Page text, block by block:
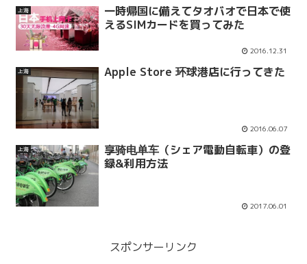
上海
一時帰国に備えてタオバオで日本で使
えるSIMカードを買ってみた
2016.12.31
上海 Apple Store 环球港店に行ってきた
2016.06.07
上海
享骑电单车（シェア電動自転車）の登
録&利用方法
2017.06.01
スポンサーリンク